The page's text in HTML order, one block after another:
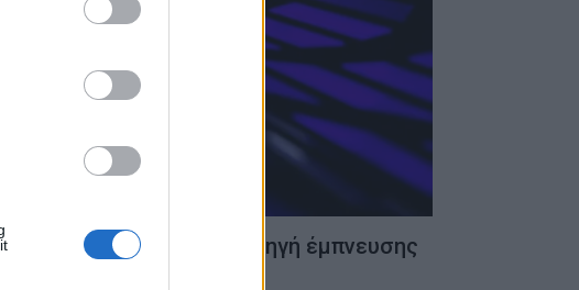
Mercedes supercar με πηγή έμπνευσης